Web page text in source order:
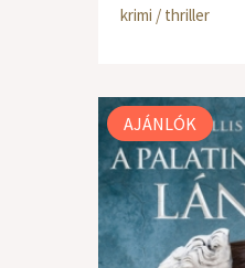
krimi / thriller
AJÁNLÓK